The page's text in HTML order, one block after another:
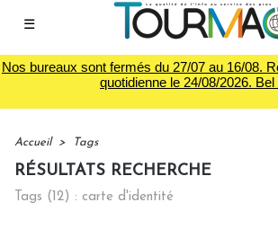
☰
Nos bureaux sont fermés du 27/07 au 16/08.
quotidienne le 24/08/2026. Bel
Accueil > Tags
RÉSULTATS RECHERCHE
Tags (12) : carte d'identité